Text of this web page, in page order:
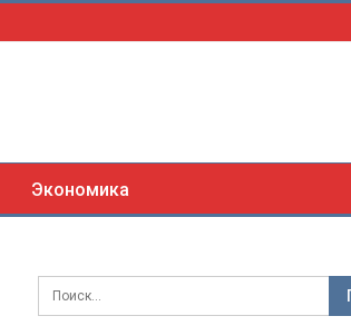
Экономика